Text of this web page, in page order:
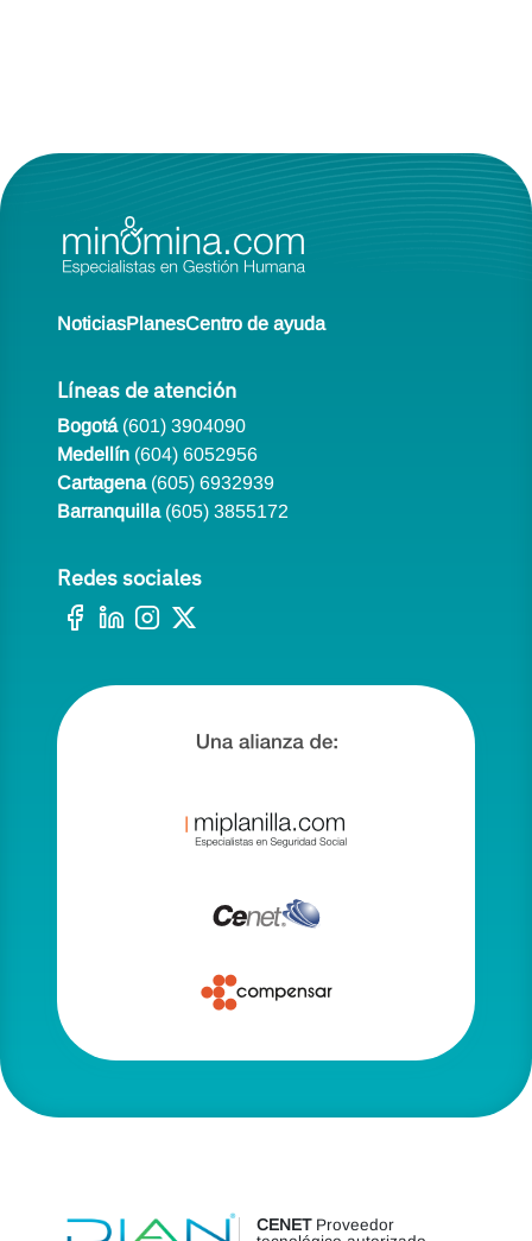
NoticiasPlanesCentro de ayuda
Líneas de atención
Bogotá (601) 3904090
Medellín (604) 6052956
Cartagena(605) 6932939
Barranquilla(605) 3855172
Redes sociales
CENETProveedor